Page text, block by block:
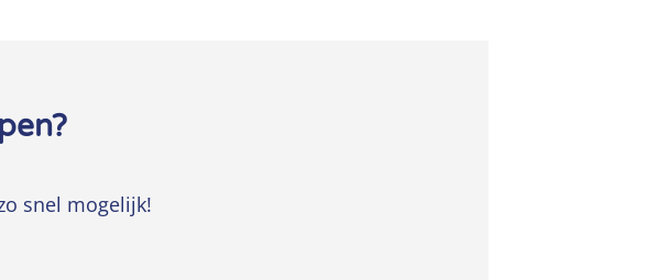
snel mogelijk!